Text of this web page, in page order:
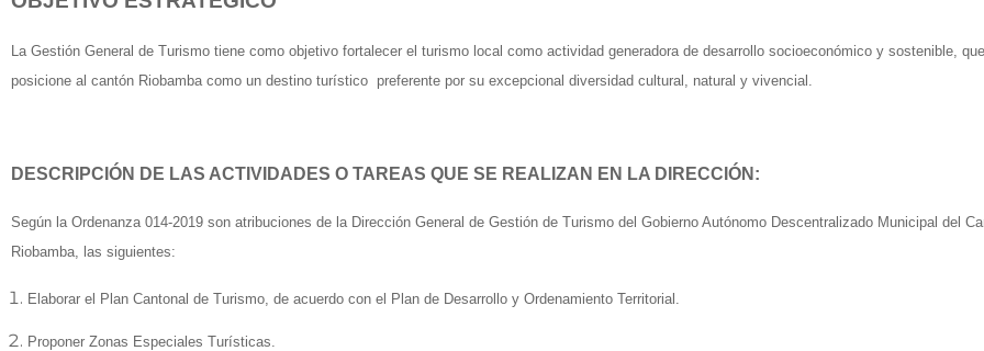
La Gestión General de Turismo tiene como objetivo fortalecer el turismo local como actividad generadora de desarrollo socioeconómico y sostenible, que
posicione al cantón Riobamba como un destino turístico preferente por su excepcional diversidad cultural, natural y vivencial.
DESCRIPCIÓN DE LAS ACTIVIDADES O TAREAS QUE SE REALIZAN EN LA DIRECCIÓN:
Según la Ordenanza 014-2019 son atribuciones de la Dirección General de Gestión de Turismo del Gobierno Autónomo Descentralizado Municipal del
Riobamba, las siguientes:
Elaborar el Plan Cantonal de Turismo, de acuerdo con el Plan de Desarrollo y Ordenamiento Territorial.
Proponer Zonas Especiales Turísticas.